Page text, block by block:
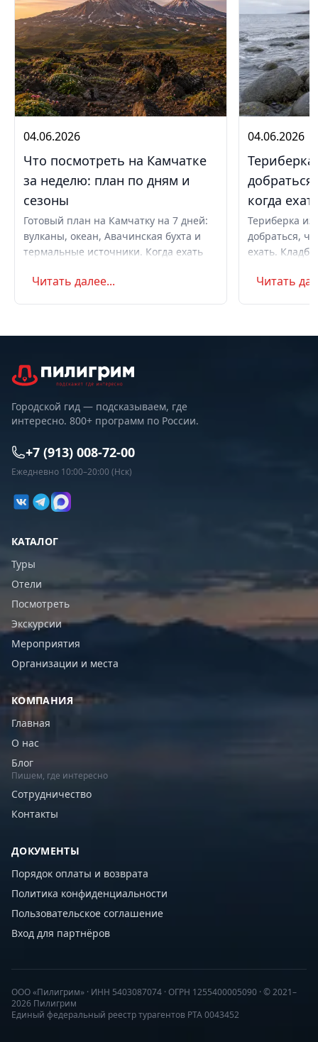
04.06.2026
Что посмотреть на Камчатке
за неделю: план по дням и
сезоны
Готовый план на Камчатку на 7 дней:
вулканы, океан, Авачинская бухта и
термальные источники. Когда ехать
самостоятельно или с туром.
Читать далее...
04.06.2026
когда
Териберка
добраться,
ехать.
Маршрут на
Читать
Городской гид — подсказываем, где
интересно. 800+ программ по России.
+7 (913) 008-72-00
Ежедневно 10:00–20:00 (Нск)
КАТАЛОГ
Туры
Отели
Посмотреть
Экскурсии
Мероприятия
Организации и места
КОМПАНИЯ
Главная
О нас
Блог
Пишем, где интересно
Сотрудничество
Контакты
ДОКУМЕНТЫ
Порядок оплаты и возврата
Политика конфиденциальности
Пользовательское соглашение
Вход для партнёров
ООО «Пилигрим» · ИНН 5403087074 · ОГРН 1255400005090 · © 2021–
2026 Пилигрим
Единый федеральный реестр турагентов РТА 0043452